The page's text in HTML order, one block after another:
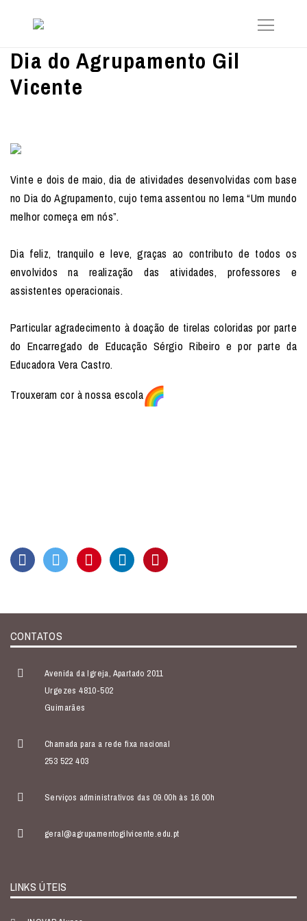
Dia do Agrupamento Gil
Vicente
Vinte e dois de maio, dia de atividades desenvolvidas com base
no Dia do Agrupamento, cujo tema assentou no lema “Um mundo
melhor começa em nós”.
Dia feliz, tranquilo e leve, graças ao contributo de todos os
envolvidos na realização das atividades, professores e
assistentes operacionais.
Particular agradecimento à doação de tirelas coloridas por parte
do Encarregado de Educação Sérgio Ribeiro e por parte da
Educadora Vera Castro.
Trouxeram cor à nossa escola
CONTATOS
Avenida da Igreja, Apartado 2011
Urgezes 4810-502
Guimarães
Chamada para a rede fixa nacional
253 522 403
Serviços administrativos das 09.00h às 16.00h
geral@agrupamentogilvicente.edu.pt
LINKS ÚTEIS